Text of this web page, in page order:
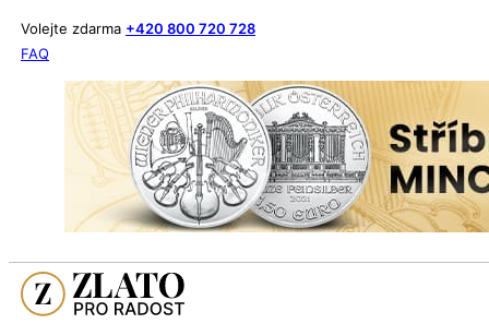
Volejte zdarma +420 800 720 728
FAQ